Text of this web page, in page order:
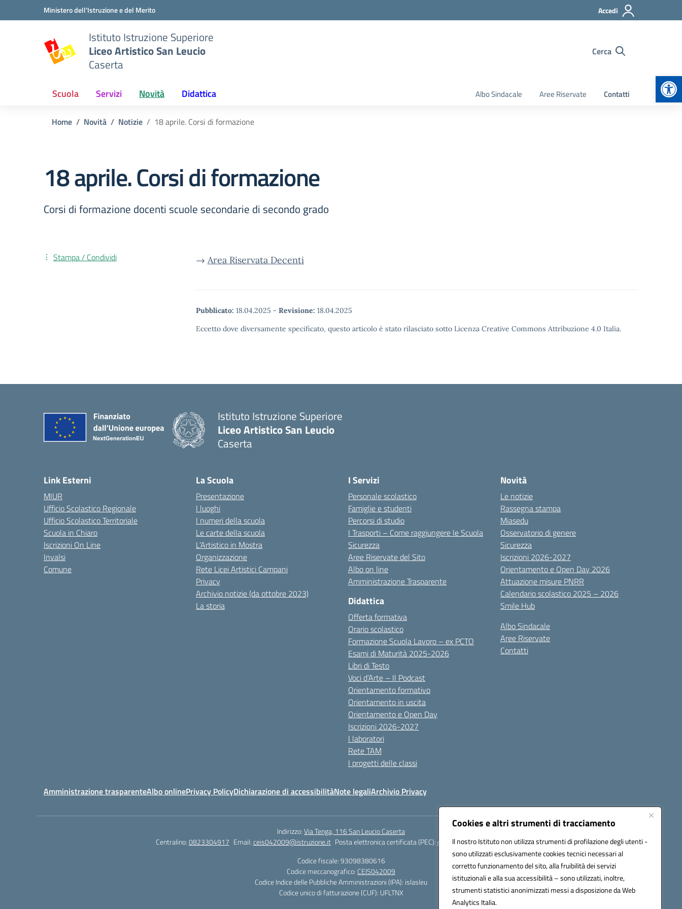
Cookies e altri strumenti di tracciamento
Il nostro Istituto non utilizza strumenti di profilazione degli utenti -
sono utilizzati esclusivamente cookies tecnici necessari al
corretto funzionamento del sito, alla fruibilità dei servizi
istituzionali e alla sua accessibilità – sono utilizzati, inoltre,
strumenti statistici anonimizzati messi a disposizione da Web
Analytics Italia.
Vai ai contenuti
Vai al menu di navigazioneMinistero dell'Istruzione e del Merito Accedi
Istituto Istruzione Superiore
Liceo Artistico San Leucio
Caserta
Cerca
Scuola Servizi Novità Didattica Albo Sindacale Aree Riservate Contatti
Home Novità Notizie 18 aprile. Corsi di formazione
18 aprile. Corsi di formazione
Corsi di formazione docenti scuole secondarie di secondo grado
→ Area Riservata Decenti
Pubblicato: 18.04.2025 - Revisione: 18.04.2025
Eccetto dove diversamente specificato, questo articolo è stato rilasciato sotto Licenza Creative Commons Attribuzione 4.0 Italia.
Stampa / Condividi
Istituto Istruzione Superiore
Liceo Artistico San Leucio
Caserta
Link Esterni
MIUR
Ufficio Scolastico Regionale
Ufficio Scolastico Territoriale
Scuola in Chiaro
Iscrizioni On Line
Invalsi
Comune
La Scuola
Presentazione
I luoghi
I numeri della scuola
Le carte della scuola
L’Artistico in Mostra
Organizzazione
Rete Licei Artistici Campani
Privacy
Archivio notizie (da ottobre 2023)
La storia
I Servizi
Personale scolastico
Famiglie e studenti
Percorsi di studio
I Trasporti – Come raggiungere le Scuola
Sicurezza
Aree Riservate del Sito
Albo on line
Amministrazione Trasparente
Didattica
Offerta formativa
Orario scolastico
Formazione Scuola Lavoro – ex PCTO
Esami di Maturità 2025-2026
Libri di Testo
Voci d’Arte – Il Podcast
Orientamento formativo
Orientamento in uscita
Orientamento e Open Day
Iscrizioni 2026-2027
I laboratori
Rete TAM
I progetti delle classi
Novità
Le notizie
Rassegna stampa
Miasedu
Osservatorio di genere
Sicurezza
Iscrizioni 2026-2027
Orientamento e Open Day 2026
Attuazione misure PNRR
Calendario scolastico 2025 – 2026
Smile Hub
Albo Sindacale
Aree Riservate
Contatti
Amministrazione trasparenteAlbo onlinePrivacy PolicyDichiarazione di accessibilitàNote legaliArchivio Privacy
Indirizzo:Via Tenga, 116 San Leucio Caserta
Centralino:0823304917 Email:ceis042009@istruzione.it Posta elettronica certificata (PEC):ceis042009@pec.istruzione.it
Codice fiscale: 93098380616
Codice meccanografico: CEIS042009
Codice Indice delle Pubbliche Amministrazioni (IPA): islasleu
Codice unico di fatturazione (CUF): UFLTNX